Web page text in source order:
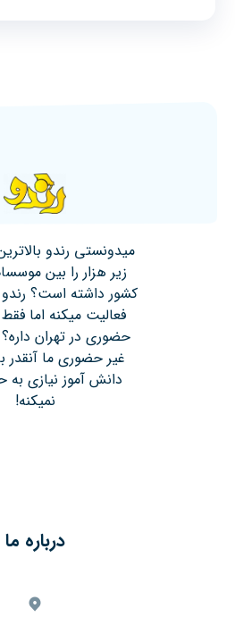
میدونستی رندو
زیر هزار را بین
کشور داشته است؟
فعالیت میکنه اما
حضوری در تهران
غیر حضوری ما آنقدر
دانش آموز نیازی به
نمیکنه!
درباره ما